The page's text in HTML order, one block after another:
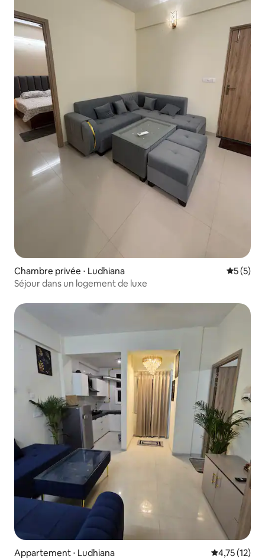
Chambre privée ⋅ Ludhiana
5 (5)
Séjour dans un logement de luxe
Appartement ⋅ Ludhiana Évaluation
4,75 (12)